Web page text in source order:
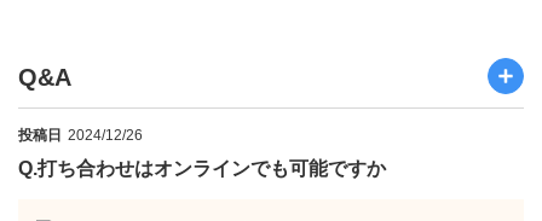
Q&A
投稿日 2024/12/26
Q.打ち合わせはオンラインでも可能ですか